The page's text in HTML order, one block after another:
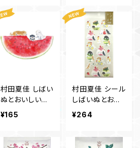
村田夏佳 しばい
ぬとおいしい夏
ﾎﾟｽﾄｶｰﾄﾞ PS-1
¥165
村田夏佳 シール
しばいぬとおい
しい夏 かき氷S
¥264